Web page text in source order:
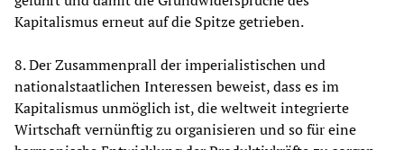
Kapitalismus erneut auf die Spitze getrieben.
8. Der Zusammenprall der imperialistischen und
nationalstaatlichen Interessen beweist, dass es im
Kapitalismus unmöglich ist, die weltweit integrierte
Wirtschaft vernünftig zu organisieren und so für eine